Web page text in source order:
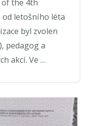
of the 4th
letošního léta
byl zvolen
pedagog a
akcí. Ve …